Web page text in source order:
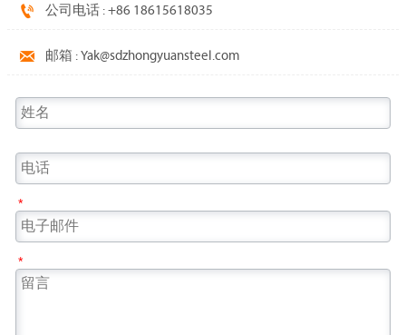
 公司电话 : +86 18615618035
 邮箱 : Yak@sdzhongyuansteel.com
*
*